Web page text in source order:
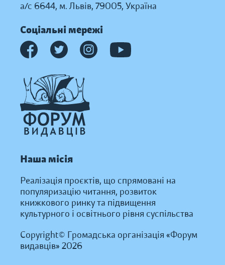
а/с 6644, м. Львів, 79005, Україна
Соціальні мережі
Наша місія
Реалізація проєктів, що спрямовані на
популяризацію читання, розвиток
книжкового ринку та підвищення
культурного і освітнього рівня суспільства
Copyright© Громадська організація «Форум
видавців» 2026